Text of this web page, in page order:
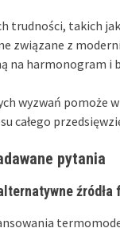
trudności, takich
związane z
na harmonogram i
wyzwań
całego
pytania